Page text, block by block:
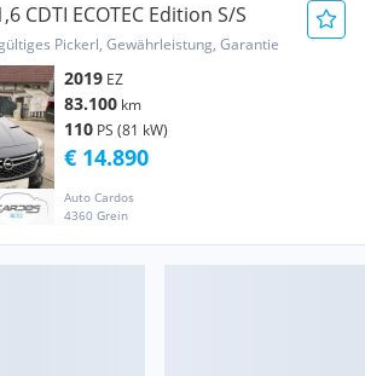
CDTI ECOTEC Edition S/S
Pickerl, Gewährleistung, Garantie
2019 EZ
83.100 km
110 PS (81 kW)
Auto Cardos
4360 Grein
€ 14.890